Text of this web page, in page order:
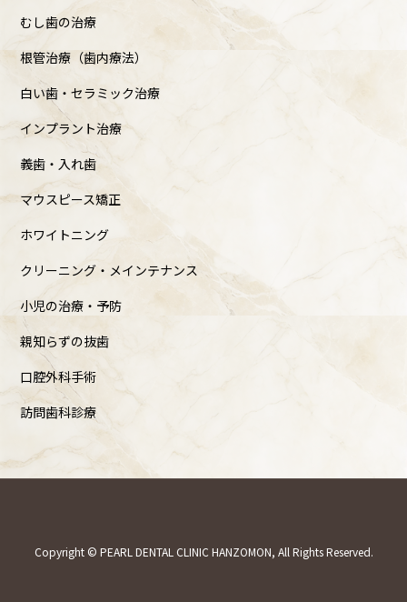
むし歯の治療
根管治療（歯内療法）
白い歯・セラミック治療
インプラント治療
義歯・入れ歯
マウスピース矯正
ホワイトニング
クリーニング・メインテナンス
小児の治療・予防
親知らずの抜歯
口腔外科手術
訪問歯科診療
Copyright © PEARL DENTAL CLINIC HANZOMON, All Rights Reserved.